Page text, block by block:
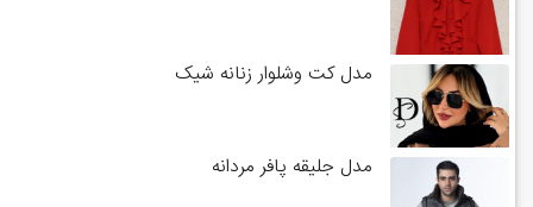
مدل کت وشلوار زنانه شیک
مدل جلیقه پافر مردانه